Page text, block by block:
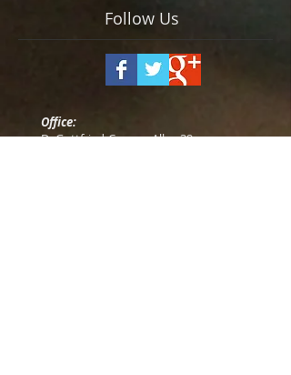
Follow Us
Office:
Dr.Gottfried-Cremer-Allee 39